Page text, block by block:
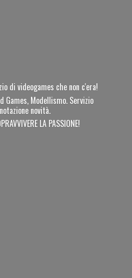
di videogames che non c'era!
Games, Modellismo. Servizio
novità.
LA PASSIONE!